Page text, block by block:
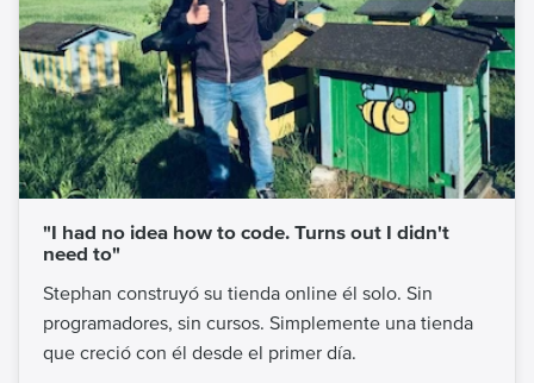
"I had no idea how to code. Turns out I didn't
need to"
Stephan construyó su tienda online él solo. Sin
programadores, sin cursos. Simplemente una tienda
que creció con él desde el primer día.